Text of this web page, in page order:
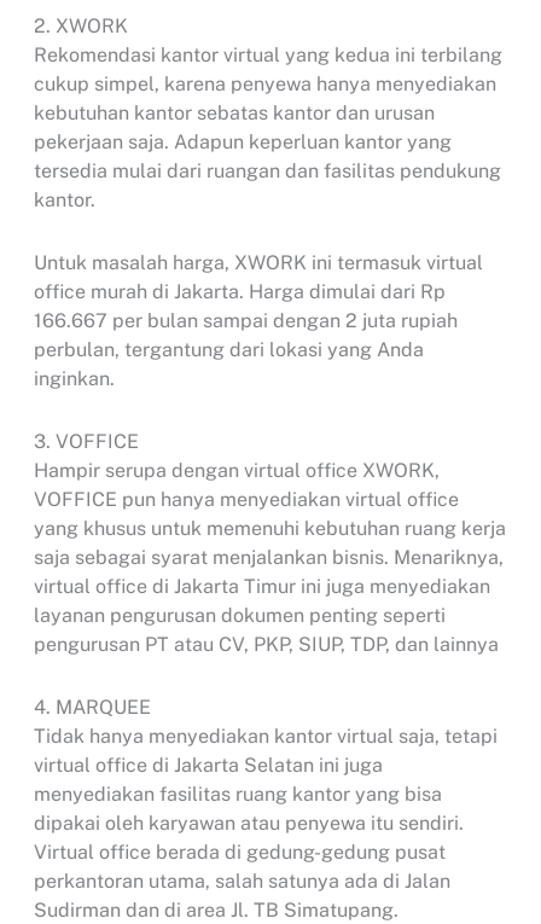
2. XWORK
Rekomendasi kantor virtual yang kedua ini terbilang
cukup simpel, karena penyewa hanya menyediakan
kebutuhan kantor sebatas kantor dan urusan
pekerjaan saja. Adapun keperluan kantor yang
tersedia mulai dari ruangan dan fasilitas pendukung
kantor.
Untuk masalah harga, XWORK ini termasuk virtual
office murah di Jakarta. Harga dimulai dari Rp
166.667 per bulan sampai dengan 2 juta rupiah
perbulan, tergantung dari lokasi yang Anda
inginkan.
3. VOFFICE
Hampir serupa dengan virtual office XWORK,
VOFFICE pun hanya menyediakan virtual office
yang khusus untuk memenuhi kebutuhan ruang kerja
saja sebagai syarat menjalankan bisnis. Menariknya,
virtual office di Jakarta Timur ini juga menyediakan
layanan pengurusan dokumen penting seperti
pengurusan PT atau CV, PKP, SIUP, TDP, dan lainnya
4. MARQUEE
Tidak hanya menyediakan kantor virtual saja, tetapi
virtual office di Jakarta Selatan ini juga
menyediakan fasilitas ruang kantor yang bisa
dipakai oleh karyawan atau penyewa itu sendiri.
Virtual office berada di gedung-gedung pusat
perkantoran utama, salah satunya ada di Jalan
Sudirman dan di area Jl. TB Simatupang.